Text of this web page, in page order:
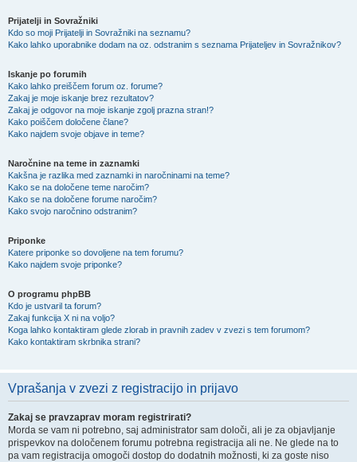
Prijatelji in Sovražniki
Kdo so moji Prijatelji in Sovražniki na seznamu?
Kako lahko uporabnike dodam na oz. odstranim s seznama Prijateljev in Sovražnikov?
Iskanje po forumih
Kako lahko preiščem forum oz. forume?
Zakaj je moje iskanje brez rezultatov?
Zakaj je odgovor na moje iskanje zgolj prazna stran!?
Kako poiščem določene člane?
Kako najdem svoje objave in teme?
Naročnine na teme in zaznamki
Kakšna je razlika med zaznamki in naročninami na teme?
Kako se na določene teme naročim?
Kako se na določene forume naročim?
Kako svojo naročnino odstranim?
Priponke
Katere priponke so dovoljene na tem forumu?
Kako najdem svoje priponke?
O programu phpBB
Kdo je ustvaril ta forum?
Zakaj funkcija X ni na voljo?
Koga lahko kontaktiram glede zlorab in pravnih zadev v zvezi s tem forumom?
Kako kontaktiram skrbnika strani?
Vprašanja v zvezi z registracijo in prijavo
Zakaj se pravzaprav moram registrirati?
Morda se vam ni potrebno, saj administrator sam določi, ali je za objavljanje
prispevkov na določenem forumu potrebna registracija ali ne. Ne glede na to
pa vam registracija omogoči dostop do dodatnih možnosti, ki za goste niso